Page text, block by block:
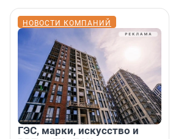
НОВОСТИ КОМПАНИЙ
ГЭС, марки, искусство и